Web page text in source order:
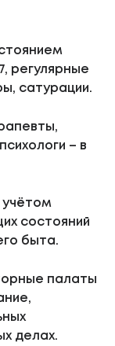
регулярные
сатурации.
– в
состояний
быта.
палаты
делах.